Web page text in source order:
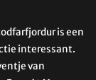
is een
interessant.
van